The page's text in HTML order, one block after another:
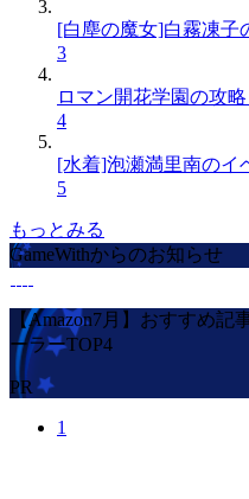
[白塵の魔女]白霧凍子
3
ロマン開花学園の攻
4
[水着]泡瀬満里南のイ
5
もっとみる
GameWithからのお知らせ
【Amazon7月】おすすめ
ーラーTOP4
PR
1